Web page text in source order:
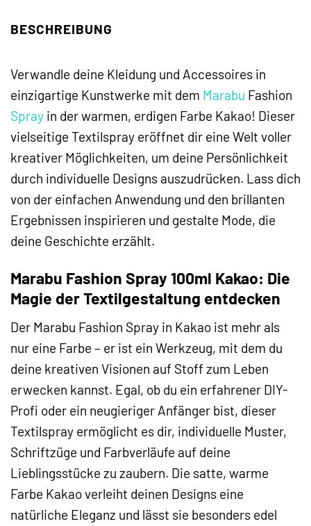
BESCHREIBUNG
Verwandle deine Kleidung und Accessoires in
einzigartige Kunstwerke mit dem Marabu Fashion
Spray in der warmen, erdigen Farbe Kakao! Dieser
vielseitige Textilspray eröffnet dir eine Welt voller
kreativer Möglichkeiten, um deine Persönlichkeit
durch individuelle Designs auszudrücken. Lass dich
von der einfachen Anwendung und den brillanten
Ergebnissen inspirieren und gestalte Mode, die
deine Geschichte erzählt.
Marabu Fashion Spray 100ml Kakao: Die
Magie der Textilgestaltung entdecken
Der Marabu Fashion Spray in Kakao ist mehr als
nur eine Farbe – er ist ein Werkzeug, mit dem du
deine kreativen Visionen auf Stoff zum Leben
erwecken kannst. Egal, ob du ein erfahrener DIY-
Profi oder ein neugieriger Anfänger bist, dieser
Textilspray ermöglicht es dir, individuelle Muster,
Schriftzüge und Farbverläufe auf deine
Lieblingsstücke zu zaubern. Die satte, warme
Farbe Kakao verleiht deinen Designs eine
natürliche Eleganz und lässt sie besonders edel